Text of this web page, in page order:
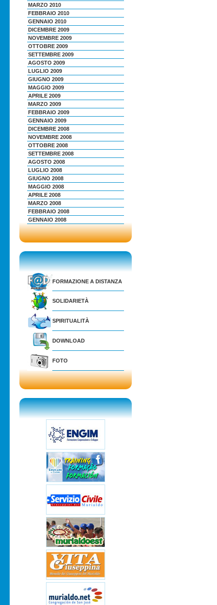
MARZO 2010
FEBBRAIO 2010
GENNAIO 2010
DICEMBRE 2009
NOVEMBRE 2009
OTTOBRE 2009
SETTEMBRE 2009
AGOSTO 2009
LUGLIO 2009
GIUGNO 2009
MAGGIO 2009
APRILE 2009
MARZO 2009
FEBBRAIO 2009
GENNAIO 2009
DICEMBRE 2008
NOVEMBRE 2008
OTTOBRE 2008
SETTEMBRE 2008
AGOSTO 2008
LUGLIO 2008
GIUGNO 2008
MAGGIO 2008
APRILE 2008
MARZO 2008
FEBBRAIO 2008
GENNAIO 2008
FORMAZIONE A DISTANZA
SOLIDARIETÀ
SPIRITUALITÀ
DOWNLOAD
FOTO